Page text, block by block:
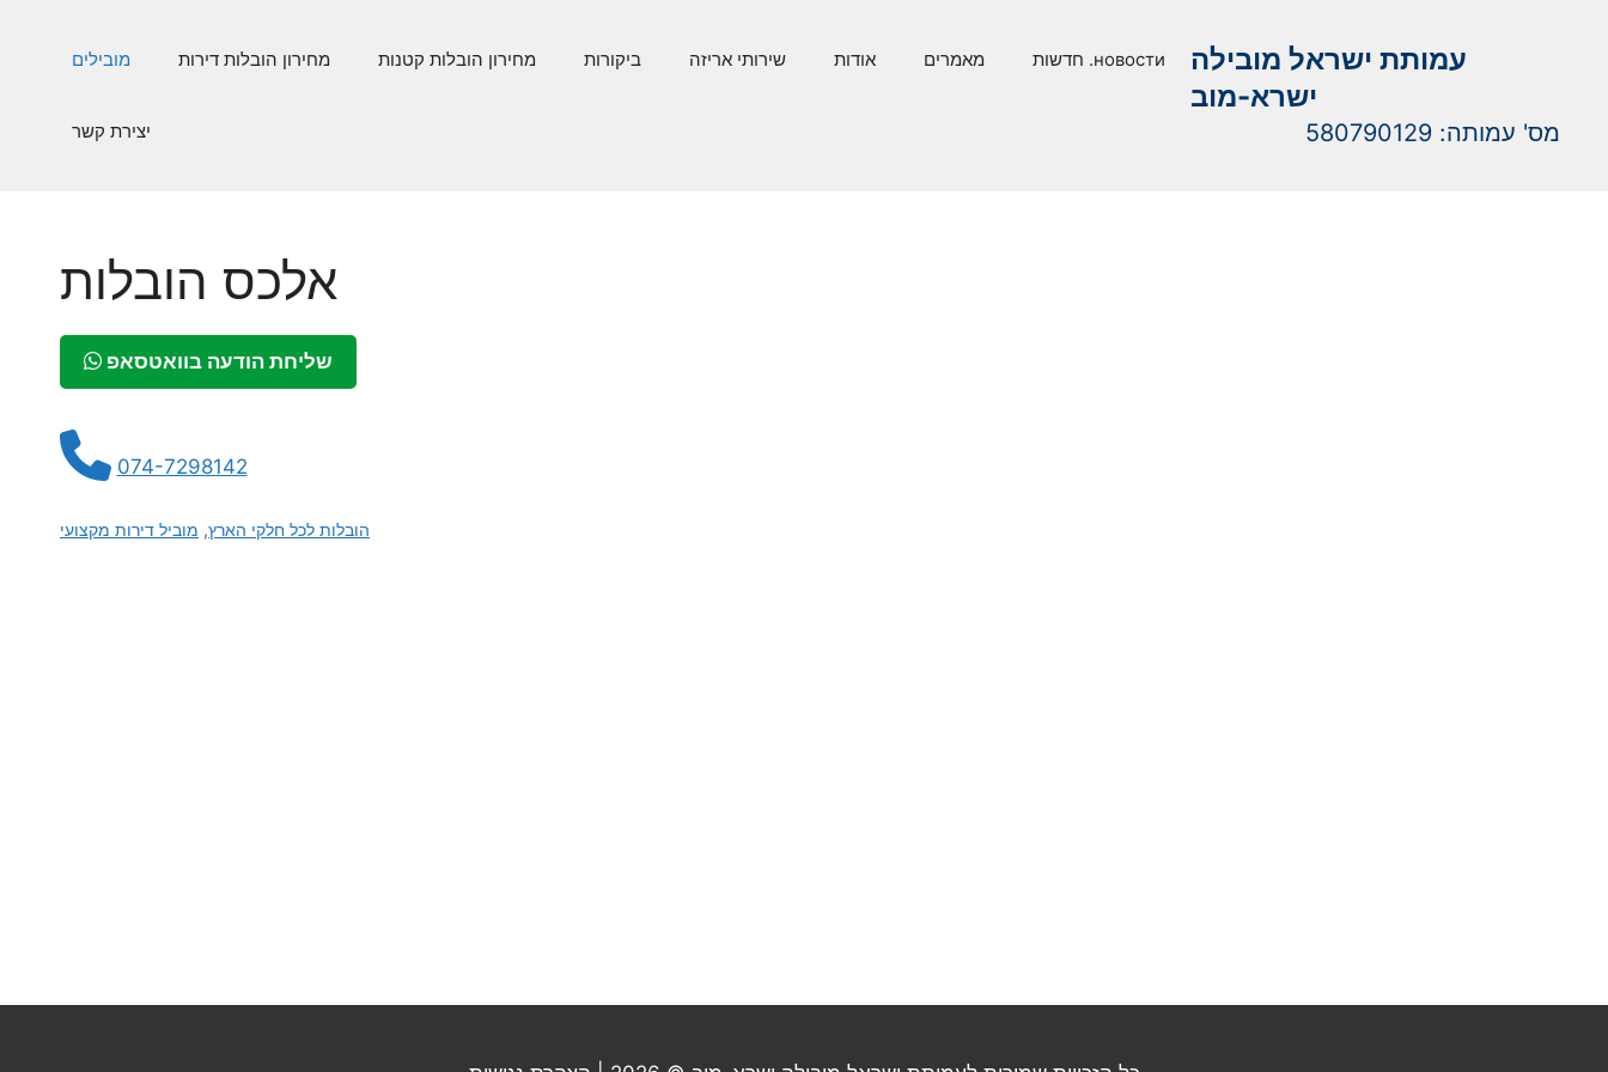
содержимому
עמותת ישראל מובילה
ישרא-מוב
מס' עמותה: 580790129
מובילים מחירון הובלות דירות מחירון הובלות קטנות ביקורות שירותי אריזה אודות מאמרים חדשות .новости
יצירת קשר
אלכס הובלות
שליחת הודעה בוואטסאפ
074-7298142
הובלות לכל חלקי הארץ, מוביל דירות מקצועי